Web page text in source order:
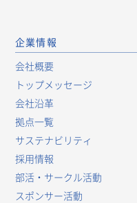
企業情報
会社概要
トップメッセージ
会社沿革
拠点一覧
サステナビリティ
採用情報
部活・サークル活動
スポンサー活動